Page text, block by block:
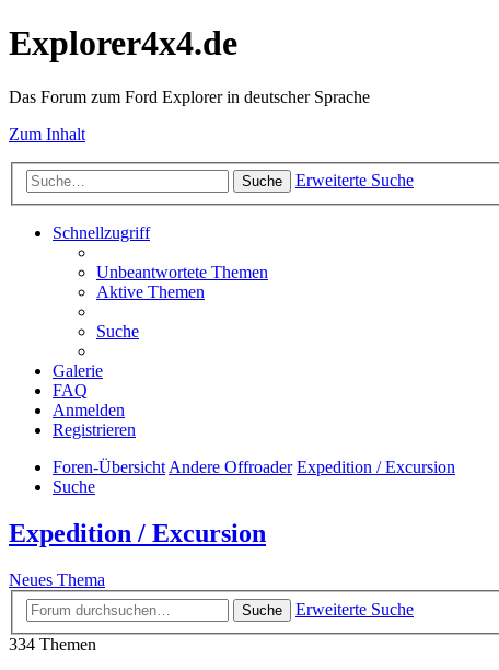
Explorer4x4.de
Das Forum zum Ford Explorer in deutscher Sprache
Zum Inhalt
Suche Erweiterte Suche
Schnellzugriff
Unbeantwortete Themen
Aktive Themen
Suche
Galerie
FAQ
Anmelden
Registrieren
Foren-ÜbersichtAndere Offroader Expedition / Excursion
Suche
Expedition / Excursion
Neues Thema
Suche
Erweiterte Suche
334 Themen